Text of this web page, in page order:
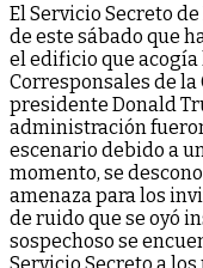
El Servicio Secreto
de este sábado que
el edificio que acogía
Corresponsales de la
presidente Donald
administración
escenario debido a
momento, se
amenaza para los
de ruido que se oyó
sospechoso se